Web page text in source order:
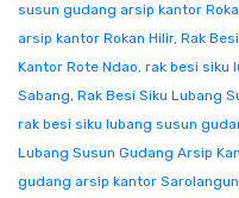
susun gudang arsip kantor
arsip kantor Rokan Hilir, Rak
Kantor Rote Ndao, rak besi siku
Sabang, Rak Besi Siku Lubang
rak besi siku lubang susun
Lubang Susun Gudang Arsip
gudang arsip kantor Sarolangun